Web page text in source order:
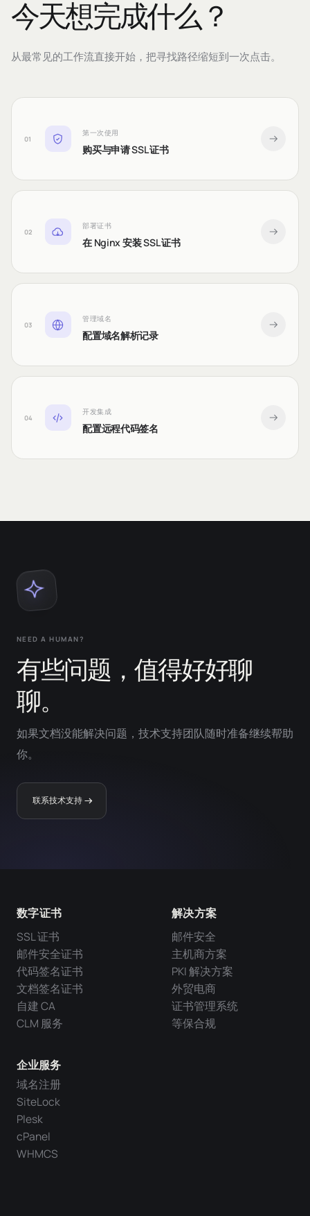
今天想完成什么？
从最常见的工作流直接开始，把寻找路径缩短到一次点击。
01
第一次使用
购买与申请 SSL 证书
02
部署证书
在 Nginx 安装 SSL 证书
03
管理域名
配置域名解析记录
04
开发集成
配置远程代码签名
NEED A HUMAN?
有些问题，值得好好聊
聊。
如果文档没能解决问题，技术支持团队随时准备继续帮助
你。
联系技术支持
数字证书
SSL 证书
邮件安全证书
代码签名证书
文档签名证书
自建 CA
CLM 服务
企业服务
域名注册
SiteLock
Plesk
cPanel
WHMCS
解决方案
邮件安全
主机商方案
PKI 解决方案
外贸电商
证书管理系统
等保合规